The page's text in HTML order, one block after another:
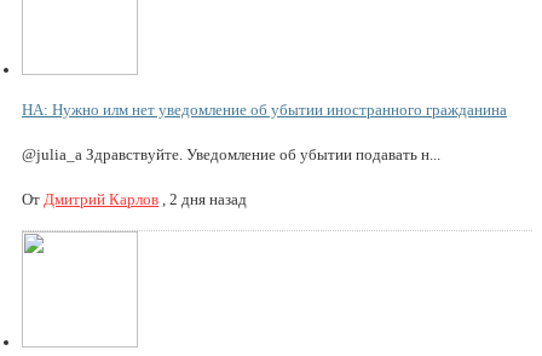
НА: Нужно илм нет уведомление об убытии иностранного гражданина
@julia_a Здравствуйте. Уведомление об убытии подавать н...
От Дмитрий Карлов , 2 дня назад